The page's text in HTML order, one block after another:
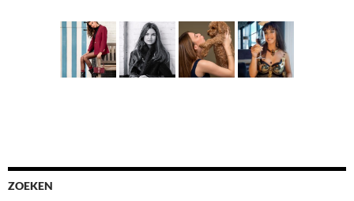
ZOEKEN